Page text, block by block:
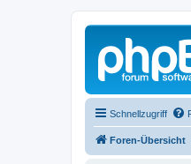
Schnellzugriff
Foren-Übersicht